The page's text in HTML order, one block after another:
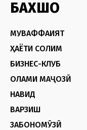
БАХШҲО
МУВАФФАҚИЯТ
ҲАЁТИ СОЛИМ
БИЗНЕС-КЛУБ
ОЛАМИ МАҶОЗӢ
НАВИД
ВАРЗИШ
ЗАБОНОМӮЗӢ